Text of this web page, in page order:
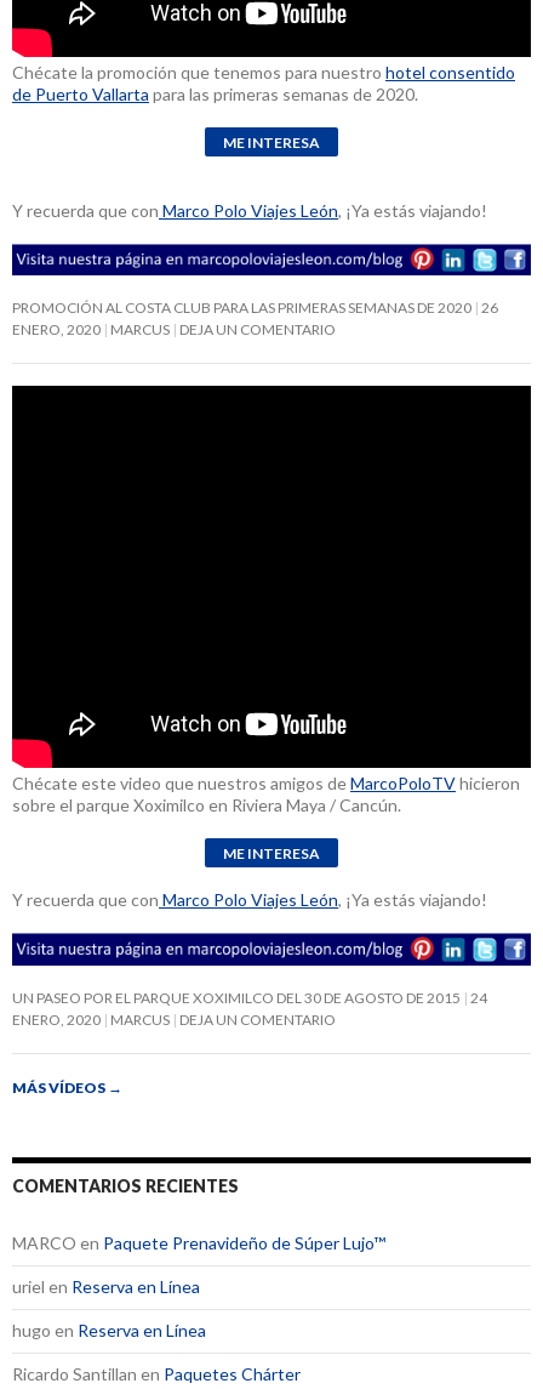
Chécate la promoción que tenemos para nuestro hotel consentido
de Puerto Vallarta para las primeras semanas de 2020.
Y recuerda que con Marco Polo Viajes León, ¡Ya estás viajando!
PROMOCIÓN AL COSTA CLUB PARA LAS PRIMERAS SEMANAS DE 2020 26
ENERO, 2020 MARCUS DEJA UN COMENTARIO
Chécate este video que nuestros amigos deMarcoPoloTVhicieron
sobre el parque Xoximilco en Riviera Maya / Cancún.
Y recuerda que con Marco Polo Viajes León, ¡Ya estás viajando!
UN PASEO POR EL PARQUE XOXIMILCO DEL 30 DE AGOSTO DE 2015 24
ENERO, 2020 MARCUS DEJA UN COMENTARIO
MÁS VÍDEOS →
COMENTARIOS RECIENTES
MARCO en Paquete Prenavideño de Súper Lujo™
uriel en Reserva en Línea
hugo en Reserva en Línea
Ricardo Santillan en Paquetes Chárter